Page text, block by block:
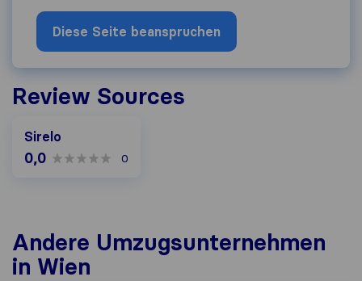
Diese Seite beanspruchen
Review Sources
Sirelo
0,0 0
Andere Umzugs​unternehmen
in Wien